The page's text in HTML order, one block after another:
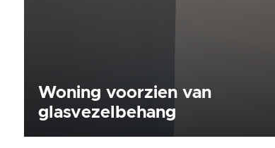
Woning voorzien van
glasvezelbehang